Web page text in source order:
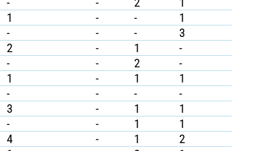
1 - -
1
- - -
3
2 - 1
-
- - 2
-
1 - 1
1
- - -
-
3 - 1
1
- - 1
1
4 - 1
2